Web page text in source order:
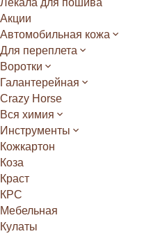
Лекала для пошива
Акции
Автомобильная кожа
Для переплета
Воротки
Галантерейная
Crazy Horse
Вся химия
Инструменты
Кожкартон
Коза
Краст
КРС
Мебельная
Кулаты